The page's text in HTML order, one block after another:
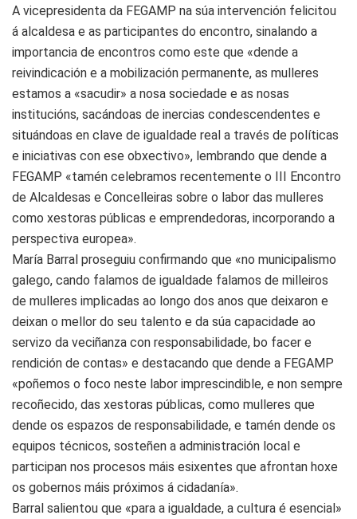
A vicepresidenta da FEGAMP na súa intervención felicitou
á alcaldesa e as participantes do encontro, sinalando a
importancia de encontros como este que «dende a
reivindicación e a mobilización permanente, as mulleres
estamos a «sacudir» a nosa sociedade e as nosas
institucións, sacándoas de inercias condescendentes e
situándoas en clave de igualdade real a través de políticas
e iniciativas con ese obxectivo», lembrando que dende a
FEGAMP «tamén celebramos recentemente o III Encontro
de Alcaldesas e Concelleiras sobre o labor das mulleres
como xestoras públicas e emprendedoras, incorporando a
perspectiva europea».
María Barral proseguiu confirmando que «no municipalismo
galego, cando falamos de igualdade falamos de milleiros
de mulleres implicadas ao longo dos anos que deixaron e
deixan o mellor do seu talento e da súa capacidade ao
servizo da veciñanza con responsabilidade, bo facer e
rendición de contas» e destacando que dende a FEGAMP
«poñemos o foco neste labor imprescindible, e non sempre
recoñecido, das xestoras públicas, como mulleres que
dende os espazos de responsabilidade, e tamén dende os
equipos técnicos, sosteñen a administración local e
participan nos procesos máis esixentes que afrontan hoxe
os gobernos máis próximos á cidadanía».
Barral salientou que «para a igualdade, a cultura é esencial»